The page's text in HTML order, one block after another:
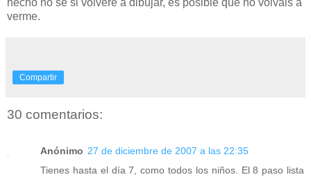
hecho no se si volvere a dibujar, es posible que no volvais a
verme.
Compartir
30 comentarios:
Anónimo 27 de diciembre de 2007 a las 22:35
Tienes hasta el día 7, como todos los niños. El 8 paso lista